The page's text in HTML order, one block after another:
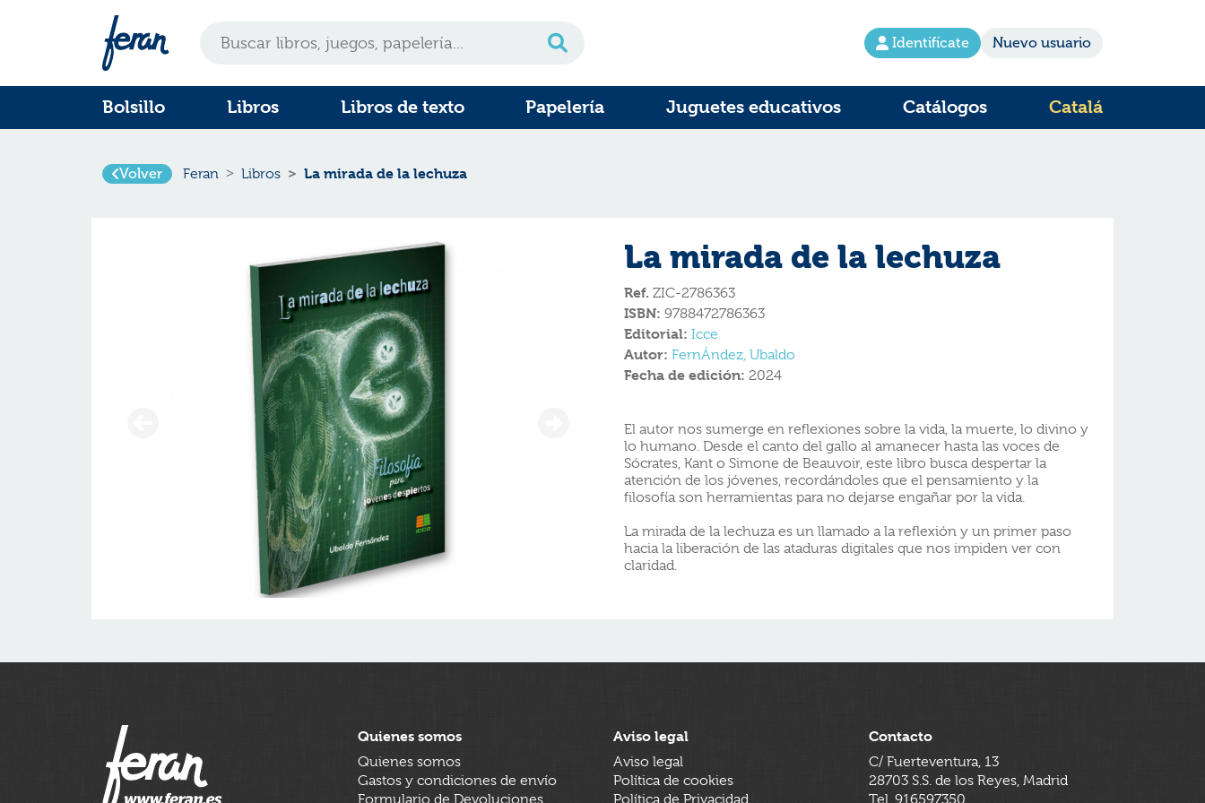
Identifícate Nuevo usuario
Bolsillo Libros Libros de texto Papelería Juguetes educativos Catálogos Catalá
Volver Feran Libros La mirada de la lechuza
La mirada de la lechuza
Ref. ZIC-2786363
ISBN: 9788472786363
Editorial: Icce
Autor: FernÁndez, Ubaldo
Fecha de edición: 2024
El autor nos sumerge en reflexiones sobre la vida, la muerte, lo divino y
lo humano. Desde el canto del gallo al amanecer hasta las voces de
Sócrates, Kant o Simone de Beauvoir, este libro busca despertar la
atención de los jóvenes, recordándoles que el pensamiento y la
filosofía son herramientas para no dejarse engañar por la vida.
La mirada de la lechuza es un llamado a la reflexión y un primer paso
hacia la liberación de las ataduras digitales que nos impiden ver con
claridad.
Quienes somos
Quienes somos
Gastos y condiciones de envío
Formulario de Devoluciones
Aviso legal
Aviso legal
Política de cookies
Política de Privacidad
Contacto
C/ Fuerteventura, 13
28703 S.S. de los Reyes, Madrid
Tel. 916597350